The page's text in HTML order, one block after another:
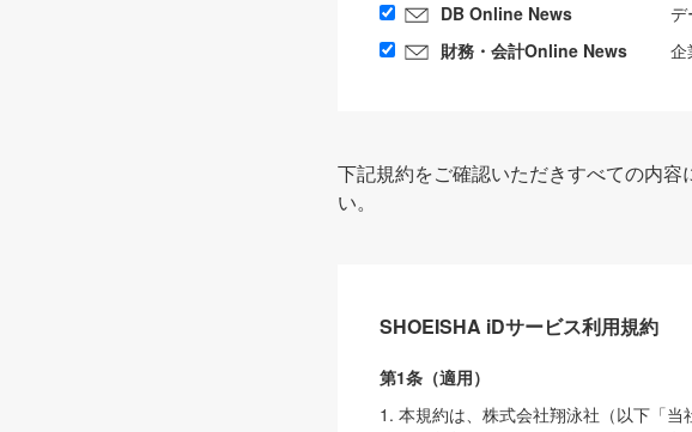
DB Online News
デ
財務・会計Online News
企
下記規約をご確認いただきすべての内
い。
SHOEISHA iDサービス利用規約
第1条（適用）
1. 本規約は、株式会社翔泳社（以下「